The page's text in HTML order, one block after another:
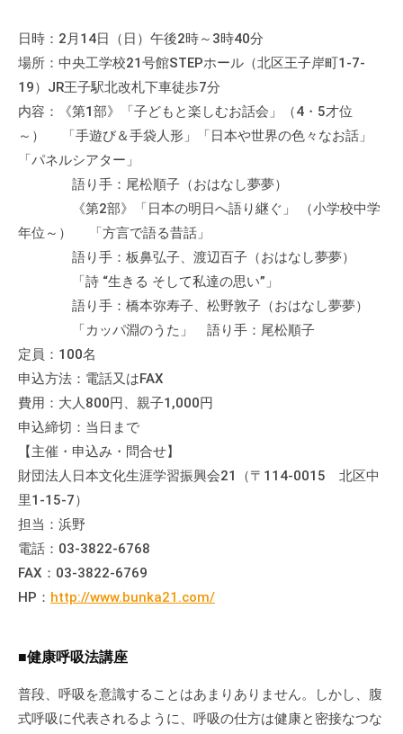
、
N
P
O
ィ
支
援
や
、
動
に
関
す
る
総
合
情
報
交
日時：2月14日（日）午後2時～3時40分
場所：中央工学校21号館STEPホール（北区王子岸町1-7-
19）JR王子駅北改札下車徒歩7分
内容：《第1部》「子どもと楽しむお話会」（4・5才位
～） 「手遊び＆手袋人形」「日本や世界の色々なお話」
「パネルシアター」
語り手：尾松順子（おはなし夢夢）
《第2部》「日本の明日へ語り継ぐ」 （小学校中学
年位～） 「方言で語る昔話」
語り手：板鼻弘子、渡辺百子（おはなし夢夢）
「詩 “生きる そして私達の思い”」
語り手：橋本弥寿子、松野敦子（おはなし夢夢）
「カッパ淵のうた」 語り手：尾松順子
定員：100名
申込方法：電話又はFAX
費用：大人800円、親子1,000円
申込締切：当日まで
【主催・申込み・問合せ】
財団法人日本文化生涯学習振興会21（〒114-0015 北区中
里1-15-7）
担当：浜野
電話：03-3822-6768
FAX：03-3822-6769
HP： http://www.bunka21.com/
■健康呼吸法講座
普段、呼吸を意識することはあまりありません。しかし、腹
式呼吸に代表されるように、呼吸の仕方は健康と密接なつな